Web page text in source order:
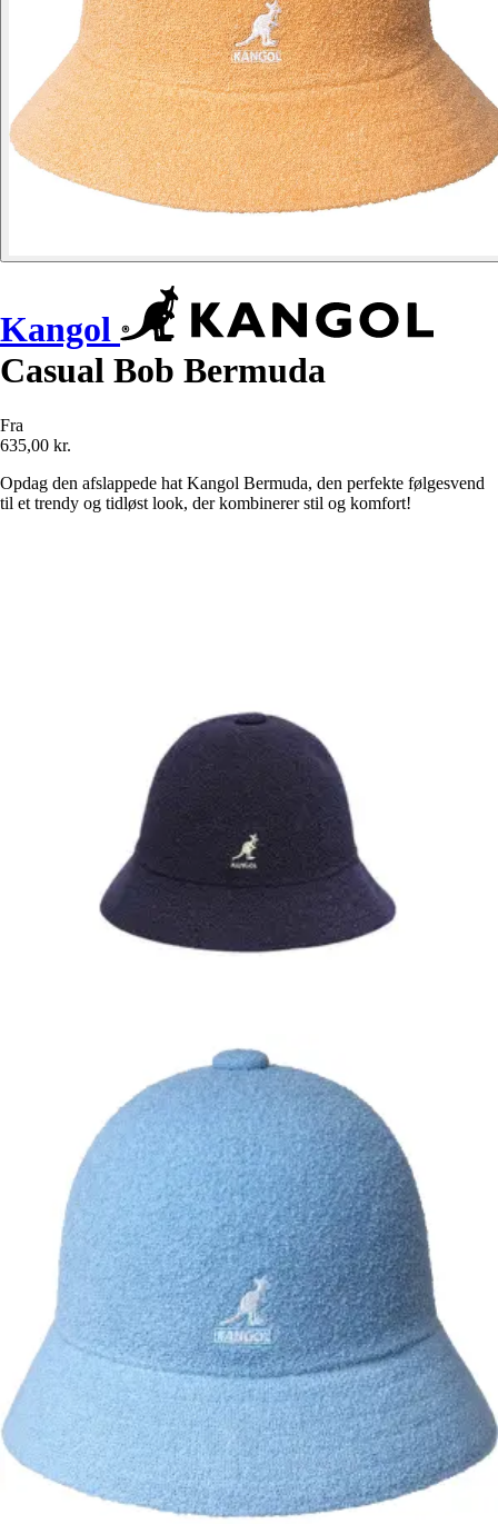
Kangol
Casual Bob Bermuda
Fra
635,00 kr.
Opdag den afslappede hat Kangol Bermuda, den perfekte følgesvend
til et trendy og tidløst look, der kombinerer stil og komfort!